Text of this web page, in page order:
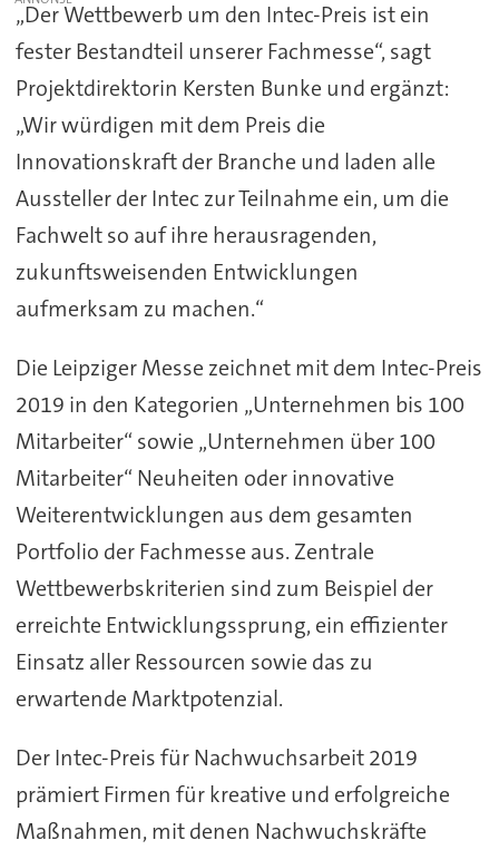
„Der Wettbewerb um den Intec-Preis ist ein
fester Bestandteil unserer Fachmesse“, sagt
Projektdirektorin Kersten Bunke und ergänzt:
„Wir würdigen mit dem Preis die
Innovationskraft der Branche und laden alle
Aussteller der Intec zur Teilnahme ein, um die
Fachwelt so auf ihre herausragenden,
zukunftsweisenden Entwicklungen
aufmerksam zu machen.“
Die Leipziger Messe zeichnet mit dem Intec-Preis
2019 in den Kategorien „Unternehmen bis 100
Mitarbeiter“ sowie „Unternehmen über 100
Mitarbeiter“ Neuheiten oder innovative
Weiterentwicklungen aus dem gesamten
Portfolio der Fachmesse aus. Zentrale
Wettbewerbskriterien sind zum Beispiel der
erreichte Entwicklungssprung, ein effizienter
Einsatz aller Ressourcen sowie das zu
erwartende Marktpotenzial.
Der Intec-Preis für Nachwuchsarbeit 2019
prämiert Firmen für kreative und erfolgreiche
Maßnahmen, mit denen Nachwuchskräfte